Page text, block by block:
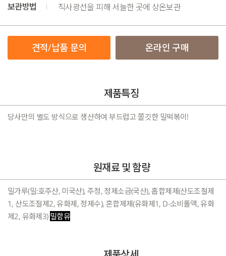
보관방법
직사광선을 피해 서늘한 곳에 상온보관
견적/납품 문의 온라인 구매
제품특징
당사만의 별도 방식으로 생산하여 부드럽고 쫄깃한 밀떡볶이!
원재료 및 함량
밀가루(밀:호주산, 미국산), 주정, 정제소금(국산), 홉합제제(산도조절제
1, 산도조절제2, 유화제, 정제수), 혼합제제(유화제1, D-소비톨액, 유화
제2, 유화제3) 밀함유